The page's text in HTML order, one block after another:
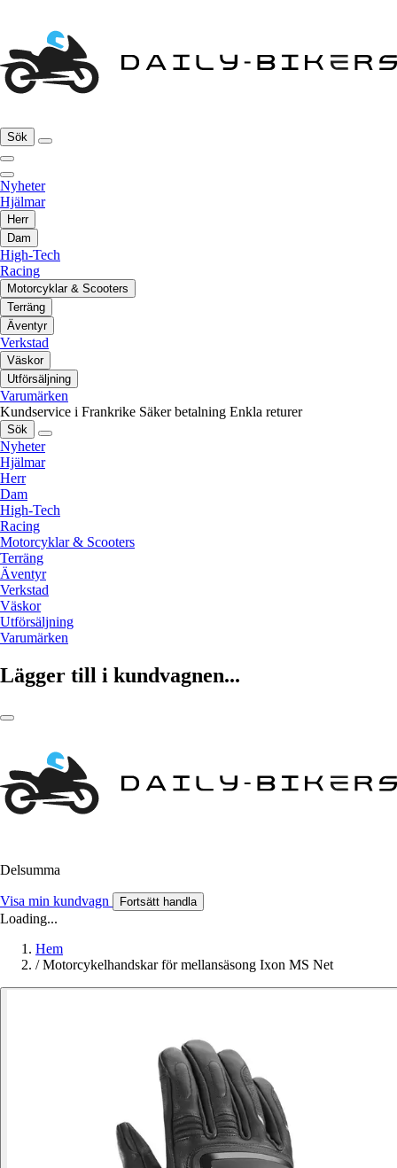
Sök
Nyheter
Hjälmar
Herr
Dam
High-Tech
Racing
Motorcyklar & Scooters
Terräng
Äventyr
Verkstad
Väskor
Utförsäljning
Varumärken
Kundservice i Frankrike Säker betalning Enkla returer
Sök
Nyheter
Hjälmar
Herr
Dam
High-Tech
Racing
Motorcyklar & Scooters
Terräng
Äventyr
Verkstad
Väskor
Utförsäljning
Varumärken
Lägger till i kundvagnen...
Delsumma
Visa min kundvagn Fortsätt handla
Loading...
Hem
/ Motorcykelhandskar för mellansäsong Ixon MS Net